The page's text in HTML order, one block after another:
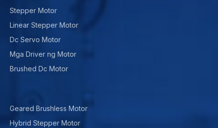
Stepper Motor
Linear Stepper Motor
Dc Servo Motor
Mga Driver ng Motor
Brushed Dc Motor
Geared Brushless Motor
Hybrid Stepper Motor